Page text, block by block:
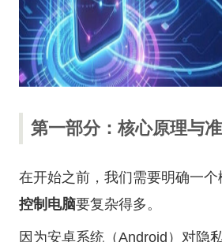
第一部分：核心原理与
在开始之前，我们需要明确一个
控制电脑要复杂得多。
因为安卓系统（Android）对隐